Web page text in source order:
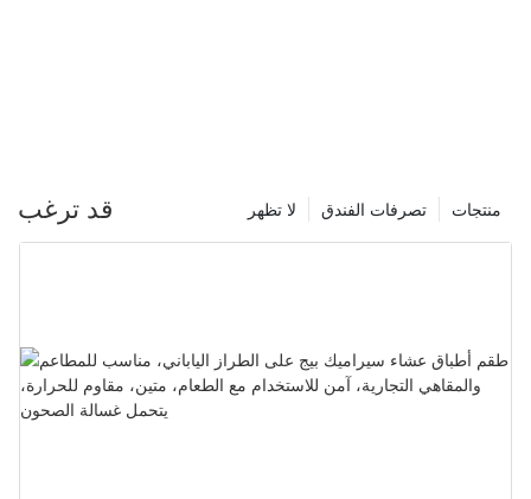
قد ترغب منتجات تصرفات الفندق لا تظهر